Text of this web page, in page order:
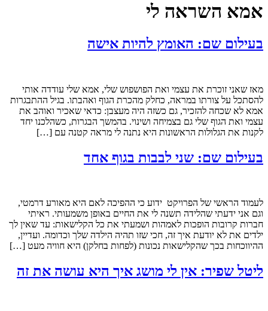
אמא השראה לי
בעילום שם: האומץ להיות אישה
מאז שאני זוכרת את עצמי ואת הפושפוש שלי, אמא שלי עודדה אותי
להסתכל על צורתו במראה, כחלק מהכרת הגוף ואהבתו. בגיל ההתבגרות
אמא לא שכחה להזכיר, גם כשזה היה מעצבן: כדאי שאכיר ואוהב את
עצמי ואת הגוף שלי גם בצמיחה ושינוי. בהמשך הבגרות, כשהלכנו יחד
לקנות את הגלולות הראשונות היא נתנה לי מראה קטנה עם […]
בעילום שם: שני לבבות בגוף אחד
לעמוד הראשי של הפרויקט ידוע כי ההפיכה לאם היא מאורע דרמטי,
וגם אני ידעתי שהלידה תשנה לי את החיים באופן משמעותי. ראיתי
חברות קרובות הופכות לאמהות ושמעתי את כל הקלישאות: עד שאין לך
ילדים את לא יודעת איך זה, חכי שזו תהיה הילדה שלך וכדומה. ועדיין,
ההיווכחות בכך שהקלישאות נכונות (לפחות בחלקן) היא חוויה מעט […]
ליטל שפיר: אין לי מושג איך היא עושה את זה